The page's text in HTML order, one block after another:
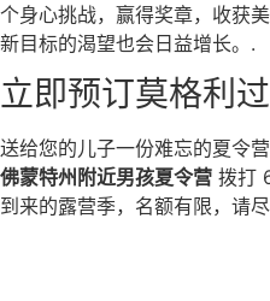
个身心挑战，赢得奖章，收获
新目标的渴望也会日益增长。.
立即预订莫格利
送给您的儿子一份难忘的夏令
佛蒙特州附近男孩夏令营 拨打
到来的露营季，名额有限，请